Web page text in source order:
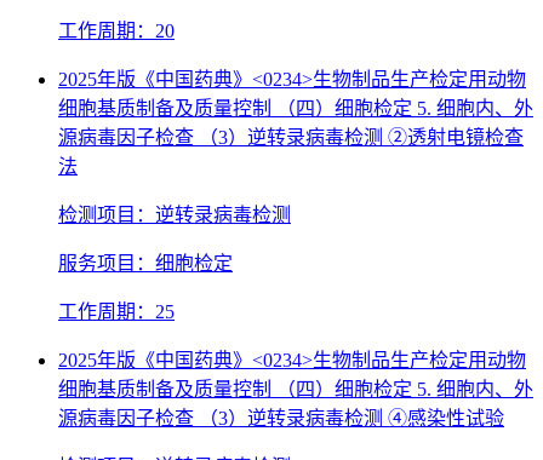
工作周期：20
2025年版《中国药典》<0234>生物制品生产检定用动物
细胞基质制备及质量控制 （四）细胞检定 5. 细胞内、外
源病毒因子检查 （3）逆转录病毒检测 ②透射电镜检查
法
检测项目：逆转录病毒检测
服务项目：细胞检定
工作周期：25
2025年版《中国药典》<0234>生物制品生产检定用动物
细胞基质制备及质量控制 （四）细胞检定 5. 细胞内、外
源病毒因子检查 （3）逆转录病毒检测 ④感染性试验